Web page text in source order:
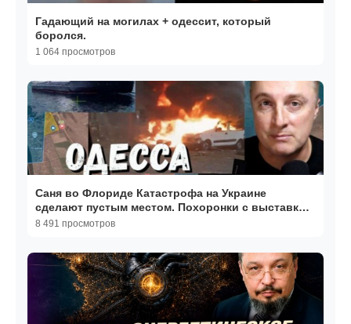
Гадающий на могилах + одессит, который
боролся.
1 064 просмотров
Саня во Флориде Катастрофа на Украине
сделают пустым местом. Похоронки с выставки
дронов. 07.08.2026
8 491 просмотров